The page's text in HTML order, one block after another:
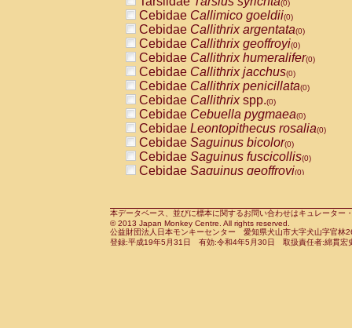
PitheciidaeCallicebus moloch
PitheciidaeCallicebus torquatus
PitheciidaeCallicebusspp.(0)
PitheciidaeChiropotes satanas(0)
PitheciidaePithecia monachus
PitheciidaePithecia pithecia(0)
CercopithecidaeCercocebus agilis
CercopithecidaeCercocebus
CercopithecidaeCercocebus
CercopithecidaeCercocebus
CercopithecidaeCercocebus
CercopithecidaeCercocebushybrid
CercopithecidaePapio anubis(0)
CercopithecidaePapio cynocephalus
CercopithecidaePapio hamadryas(0)
(0)
Cebidae Callimico goeldii(0)
Cebidae Callithrix argentata(0)
Cebidae Callithrix geoffroyi(0)
Cebidae Callithrix humeralifer(0)
Cebidae Callithrix jacchus(0)
Cebidae Callithrix penicillata(0)
Cebidae Callithrixspp.(0)
Cebidae Cebuella pygmaea(0)
Cebidae Leontopithecus rosalia(0)
Cebidae Saguinus bicolor(0)
Cebidae Saguinus fuscicollis(0)
Cebidae Saguinus geoffroyi(0)
CebidaeSaguinus leucopus(0)
CebidaeSaguinus midas(0)
Cebidae Saguinus mystax(0)
本データベース、並びに標本に関するお問い合わせはキュレータ
© 2013 Japan Monkey Centre. All rights reserved.
公益財団法人日本モンキーセンター 愛知県犬山市大字犬山字官
登録:平成19年5月31日 有効:令和4年5月30日 取扱責任者:綿貫宏